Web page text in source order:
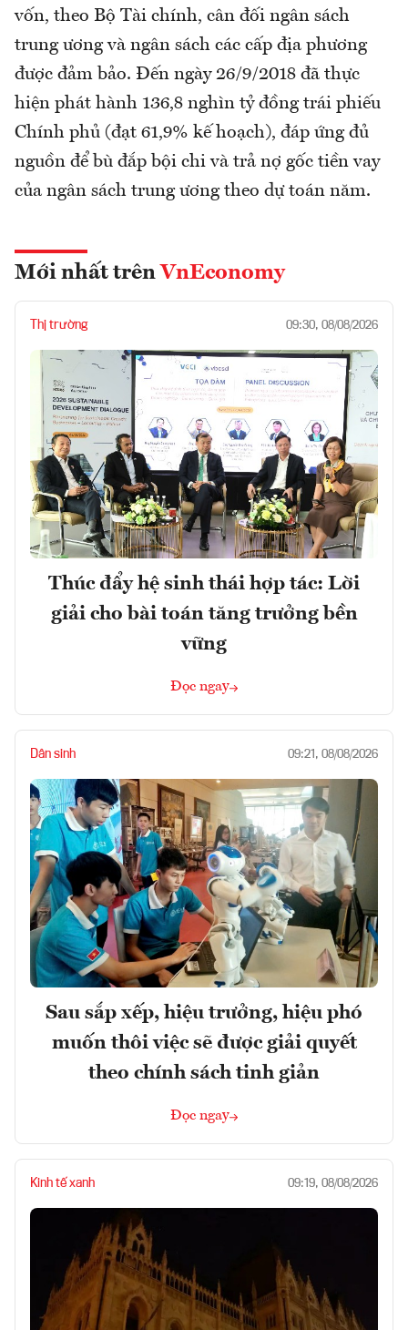
vốn, theo Bộ Tài chính, cân đối ngân sách
trung ương và ngân sách các cấp địa phương
được đảm bảo. Đến ngày 26/9/2018 đã thực
hiện phát hành 136,8 nghìn tỷ đồng trái phiếu
Chính phủ (đạt 61,9% kế hoạch), đáp ứng đủ
nguồn để bù đắp bội chi và trả nợ gốc tiền vay
của ngân sách trung ương theo dự toán năm.
Mới nhất trên VnEconomy
Thị trường 09:30, 08/08/2026
Thúc đẩy hệ sinh thái hợp tác: Lời
giải cho bài toán tăng trưởng bền
vững
Đọc ngay
Dân sinh 09:21, 08/08/2026
Sau sắp xếp, hiệu trưởng, hiệu phó
muốn thôi việc sẽ được giải quyết
theo chính sách tinh giản
Đọc ngay
Kinh tế xanh 09:19, 08/08/2026